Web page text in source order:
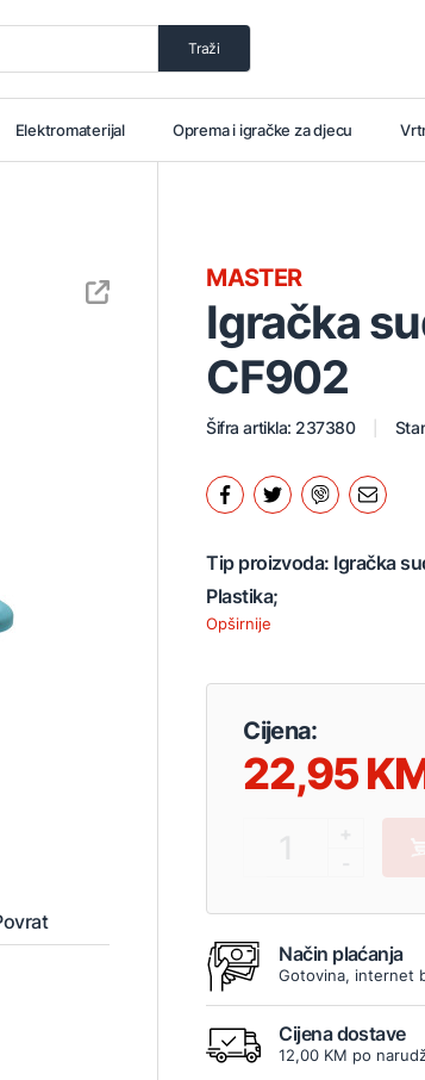
Traži
Elektromaterijal Oprema i igračke za djecu
Igračka
CF902
MASTER
Šifra artikla: 237380
Tip proizvoda: Igračka
Plastika;
Opširnije
Cijena:
22,95
Način plaćanja
Gotovina, internet
Cijena dostave
12,00 KM po